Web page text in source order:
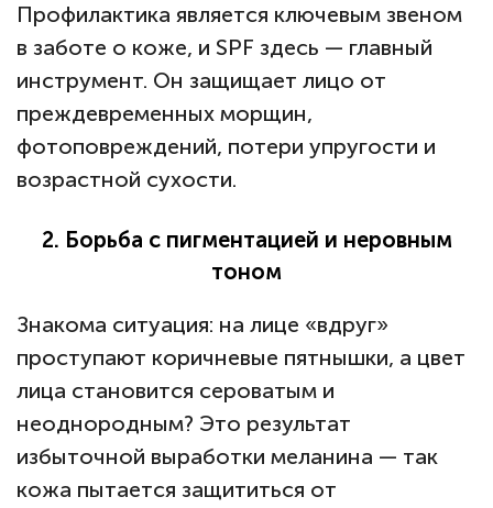
Профилактика является ключевым звеном
в заботе о коже, и SPF здесь — главный
инструмент. Он защищает лицо от
преждевременных морщин,
фотоповреждений, потери упругости и
возрастной сухости.
2. Борьба с пигментацией и неровным
тоном
Знакома ситуация: на лице «вдруг»
проступают коричневые пятнышки, а цвет
лица становится сероватым и
неоднородным? Это результат
избыточной выработки меланина — так
кожа пытается защититься от